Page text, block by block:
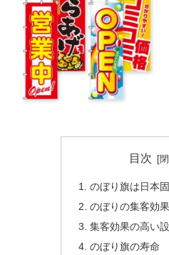
目次
のぼり旗は日本
のぼりの集客効果
集客効果の高い
のぼり旗の寿命